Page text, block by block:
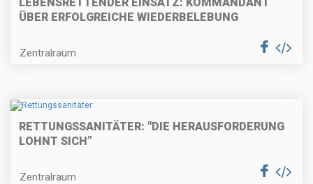
ÜBER ERFOLGREICHE WIEDERBELEBUNG
Zentralraum
RETTUNGSSANITÄTER: "DIE HERAUSFORDERUNG
LOHNT SICH”
Zentralraum